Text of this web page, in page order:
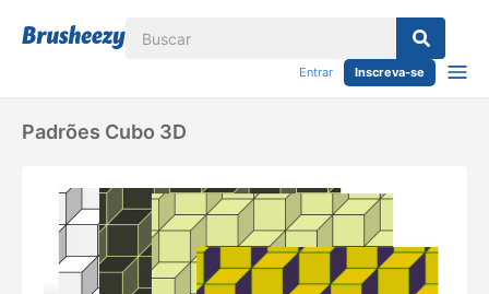
Entrar Inscreva-se
Padrões Cubo 3D